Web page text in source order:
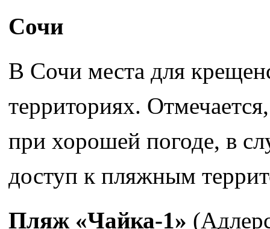
Сочи
В Сочи места для
территориях.
при хорошей погоде, в
доступ к пляжным
Пляж «Чайка-1»